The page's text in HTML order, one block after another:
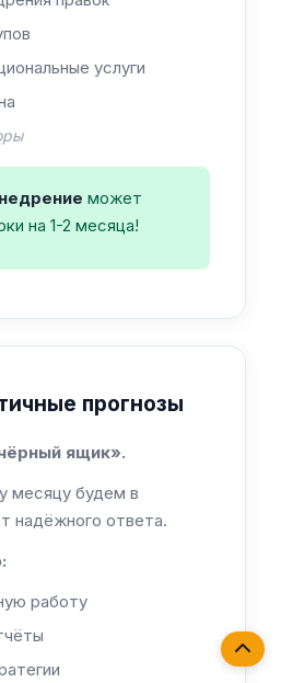
услуги
может
на 1-2 месяца!
прогнозы
ящик».
месяцу будем в
надёжного ответа.
работу